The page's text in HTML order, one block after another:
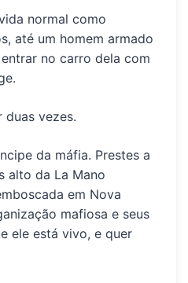
normal como
, até um homem armado
no carro dela com
.
duas vezes.
da máfia. Prestes a
alto da La Mano
em Nova
mafiosa e seus
ele está vivo, e quer